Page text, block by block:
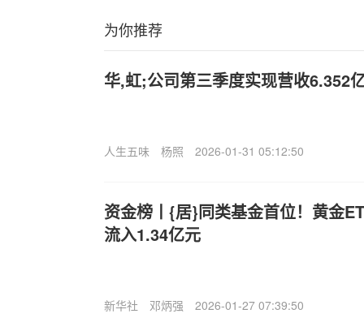
为你推荐
华,虹;公司第三季度实现营收6.352
人生五味 杨照 2026-01-31 05:12:50
资金榜丨{居}同类基金首位！黄金
流入1.34亿元
新华社 邓炳强 2026-01-27 07:39:50